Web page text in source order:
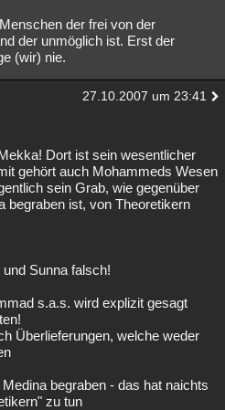
der frei von der
der unmöglich ist. Erst der
(wir) nie.
27.10.2007 um 23:41
Dort ist sein wesentlicher
gehört auch Mohammeds Wesen
sein Grab, wie gegenüber
begraben ist, von Theoretikern
Sunna falsch!
s.a.s. wird explizit gesagt
Überlieferungen, welche weder
begraben - das hat naichts
zu tun